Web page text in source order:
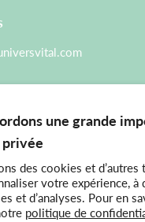
une grande
des cookies et d’autres
votre expérience, à
et d’analyses. Pour en
politique de